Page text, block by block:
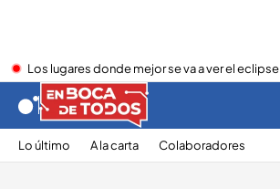
Los lugares donde mejor se va a ver el eclipse
Lo último A la carta Colaboradores